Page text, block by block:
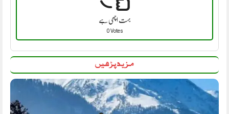
بہت اچھی ہے
0 Votes
مزید پڑھیں